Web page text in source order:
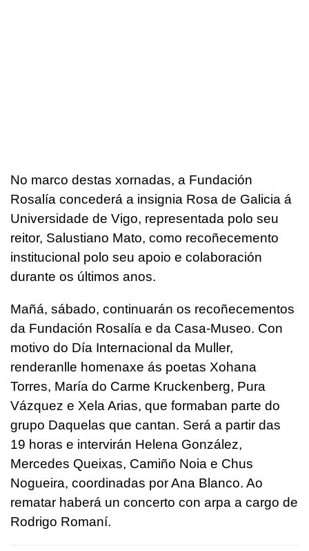
No marco destas xornadas, a Fundación
Rosalía concederá a insignia Rosa de Galicia á
Universidade de Vigo, representada polo seu
reitor, Salustiano Mato, como recoñecemento
institucional polo seu apoio e colaboración
durante os últimos anos.
Mañá, sábado, continuarán os recoñecementos
da Fundación Rosalía e da Casa-Museo. Con
motivo do Día Internacional da Muller,
renderanlle homenaxe ás poetas Xohana
Torres, María do Carme Kruckenberg, Pura
Vázquez e Xela Arias, que formaban parte do
grupo Daquelas que cantan. Será a partir das
19 horas e intervirán Helena González,
Mercedes Queixas, Camiño Noia e Chus
Nogueira, coordinadas por Ana Blanco. Ao
rematar haberá un concerto con arpa a cargo de
Rodrigo Romaní.